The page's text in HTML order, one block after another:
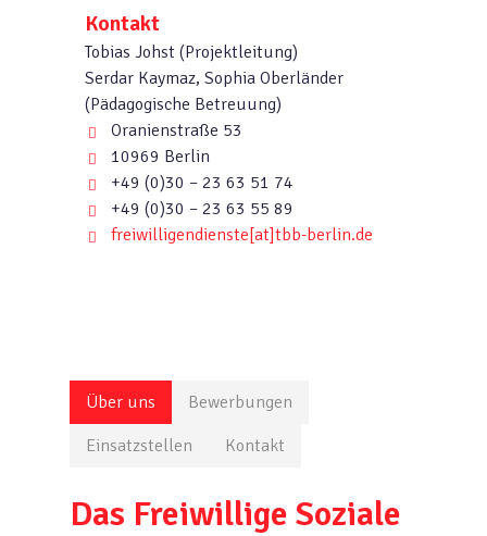
Kontakt
Tobias Johst (Projektleitung)
Serdar Kaymaz, Sophia Oberländer
(Pädagogische Betreuung)
Oranienstraße 53
10969 Berlin
+49 (0)30 – 23 63 51 74
+49 (0)30 – 23 63 55 89
freiwilligendienste[at]tbb-berlin.de
Über uns
Bewerbungen
Einsatzstellen
Kontakt
Das Freiwillige Soziale